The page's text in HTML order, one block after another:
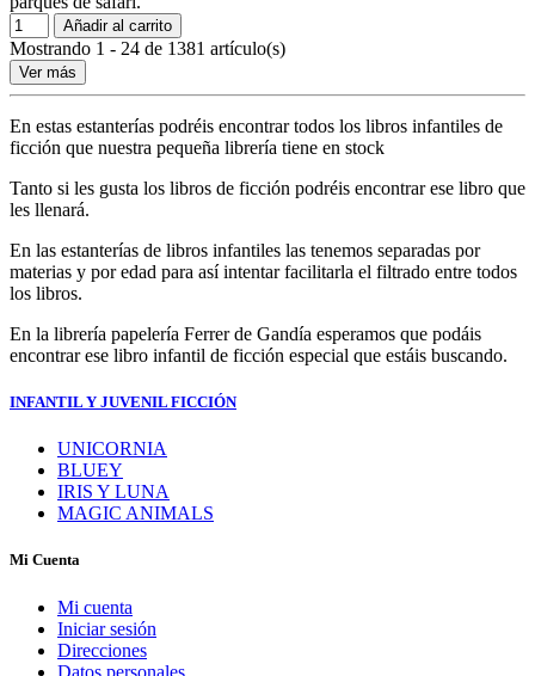
Añadir al carrito
Mostrando 1 - 24 de 1381 artículo(s)
Ver más
En estas estanterías podréis encontrar todos los libros infantiles de
ficción que nuestra pequeña librería tiene en stock
Tanto si les gusta los libros de ficción podréis encontrar ese libro que
les llenará.
En las estanterías de libros infantiles las tenemos separadas por
materias y por edad para así intentar facilitarla el filtrado entre todos
los libros.
En la librería papelería Ferrer de Gandía esperamos que podáis
encontrar ese libro infantil de ficción especial que estáis buscando.
INFANTIL Y JUVENIL FICCIÓN
UNICORNIA
BLUEY
IRIS Y LUNA
MAGIC ANIMALS
Mi Cuenta
Mi cuenta
Iniciar sesión
Direcciones
Datos personales